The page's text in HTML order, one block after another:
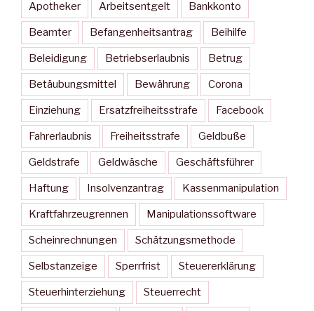
Apotheker Arbeitsentgelt Bankkonto
Beamter Befangenheitsantrag Beihilfe
Beleidigung Betriebserlaubnis Betrug
Betäubungsmittel Bewährung Corona
Einziehung Ersatzfreiheitsstrafe Facebook
Fahrerlaubnis Freiheitsstrafe Geldbuße
Geldstrafe Geldwäsche Geschäftsführer
Haftung Insolvenzantrag Kassenmanipulation
Kraftfahrzeugrennen Manipulationssoftware
Scheinrechnungen Schätzungsmethode
Selbstanzeige Sperrfrist Steuererklärung
Steuerhinterziehung Steuerrecht